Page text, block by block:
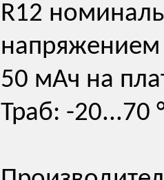
R12
50 мАч на
Траб: -20...70